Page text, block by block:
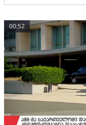
00:52